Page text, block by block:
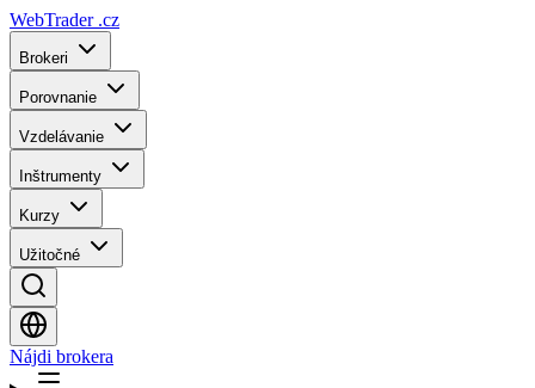
WebTrader .cz
Brokeri
Porovnanie
Vzdelávanie
Inštrumenty
Kurzy
Užitočné
Nájdi brokera